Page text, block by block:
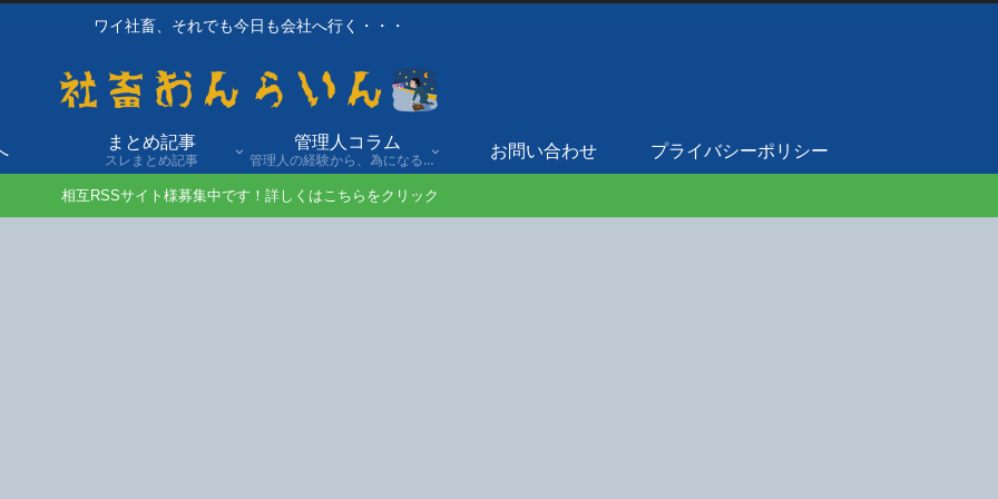
ワイ社畜、それでも今日も会社へ行く・・・
まとめ記事
スレまとめ記事
管理人コラム
管理人の経験から、為になる話や自身の経験談を発信。
お問い合わせ プライバシーポリシー
相互RSSサイト様募集中です！詳しくはこちらをクリック